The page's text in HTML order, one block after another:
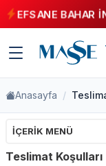
EFSANE BAHAR
Anasayfa
İÇERIK MENÜ
Teslimat Koşulları